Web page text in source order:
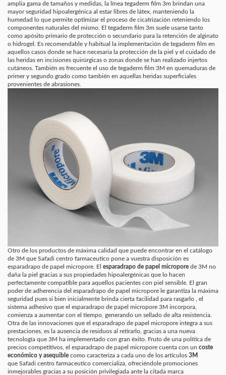
amplia gama de tamaños y medidas, la línea tegaderm film 3m brindan una
mayor seguridad hipoalergénica al estar libres de látex, manteniendo la
humedad lo que permite optimizar el proceso de cicatrización reteniendo los
componentes naturales del mismo. El tegaderm film 3m suele usarse tanto
como apósito primario de protección o secundario para la retención de alginato
o hidrogel. Es recomendable y habitual la implementación de tegaderm film en
aquellos casos donde se hace necesaria la protección de la piel y el cuidado de
las heridas en incisiones quirúrgicas o zonas donde se han realizado injertos
cutáneos. También es frecuente el uso de tegaderm film 3M en quemaduras de
primer y segundo grado como también en aquellas heridas superficiales
provenientes de abrasiones.
Otro de los productos de máxima calidad que puede encontrar en el catálogo
de 3M que Safadi centro farmaceutico pone a vuestra disposición es
esparadrapo de papel micropore. El esparadrapo de papel micropore de 3M no
daña la piel gracias a sus propiedades hipoalergénicas que lo hacen
perfectamente compatible para aquellos pacientes con piel sensible. El gran
poder de adherencia del esparadrapo de papel micropore le garantiza la máxima
seguridad pues si bien inicialmente brinda cierta facilidad para rasgarlo , el
sistema adhesivo que el esparadrapo de papel micropore 3M incorpora,
comienza a aumentar con el tiempo, generando un sellado de alta resistencia.
Otra de las innovaciones que el esparadrapo de papel micropore integra a sus
prestaciones, es la ausencia de residuos al retirarlo, gracias a una nueva
tecnología que 3M ha implementado con gran éxito. Fruto de una política de
precios competitivos, el esparadrapo de papel micropore cuenta con un coste
económico y asequible como caracteriza a cada uno de los articulos 3M
que Safadi centro farmaceutico comercializa, ofreciéndole promociones
inmejorables gracias a su posición privilegiada ante la citada marca